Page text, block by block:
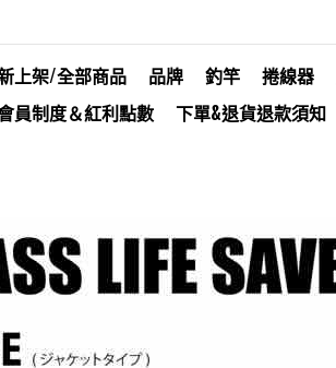
上架/全部商品 品牌 釣竿 捲線器
員制度＆紅利點數
下單&退貨退款須知